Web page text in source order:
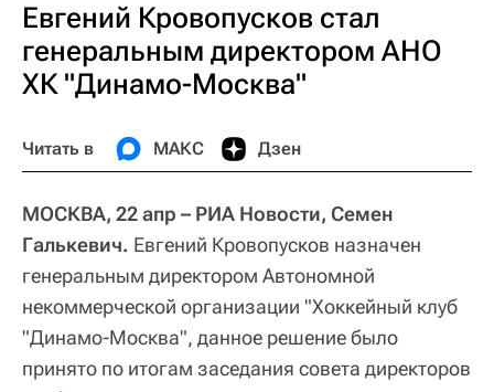
Евгений Кровопусков стал
генеральным директором АНО
ХК "Динамо-Москва"
Читать в МАКС Дзен
МОСКВА, 22 апр – РИА Новости, Семен
Галькевич. Евгений Кровопусков назначен
генеральным директором Автономной
некоммерческой организации "Хоккейный клуб
"Динамо-Москва", данное решение было
принято по итогам заседания совета директоров